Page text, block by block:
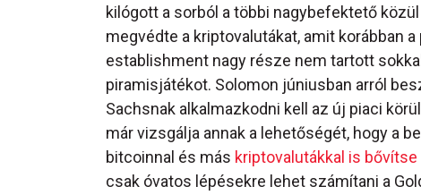
kilógott a sorból a többi nagybefektető
megvédte a kriptovalutákat, amit korábban a
establishment nagy része nem tartott
piramisjátékot. Solomon júniusban arról
Sachsnak alkalmazkodni kell az új piaci
már vizsgálja annak a lehetőségét, hogy a
bitcoinnal és más kriptovalutákkal is
csak óvatos lépésekre lehet számítani a